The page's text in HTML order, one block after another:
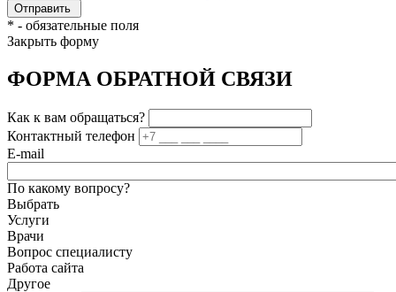
* - обязательные поля
Закрыть форму
ФОРМА ОБРАТНОЙ СВЯЗИ
Как к вам обращаться?
Контактный телефон
E-mail
По какому вопросу?
Выбрать
Услуги
Врачи
Вопрос специалисту
Работа сайта
Другое